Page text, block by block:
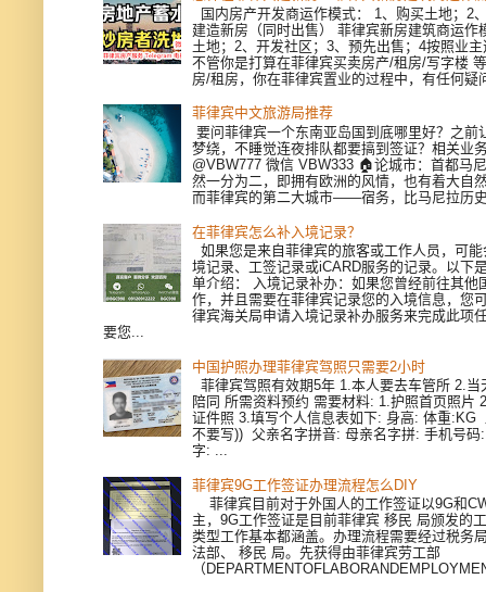
国内房产开发商运作模式： 1、购买土地；2
建造新房（同时出售） 菲律宾新房建筑商运作
土地；2、开发社区；3、预先出售；4按照业
不管你是打算在菲律宾买卖房产/租房/写字楼
房/租房，你在菲律宾置业的过程中，有任何疑
菲律宾中文旅游局推荐
要问菲律宾一个东南亚岛国到底哪里好？之前
梦绕，不睡觉连夜排队都要搞到签证？相关业
@VBW777 微信 VBW333 🏠论城市：首都马
然一分为二，即拥有欧洲的风情，也有着大自
而菲律宾的第二大城市——宿务，比马尼拉历
在菲律宾怎么补入境记录？
如果您是来自菲律宾的旅客或工作人员，可
境记录、工签记录或iCARD服务的记录。以下
单介绍： 入境记录补办：如果您曾经前往其他
作，并且需要在菲律宾记录您的入境信息，您
律宾海关局申请入境记录补办服务来完成此项
要您...
中国护照办理菲律宾驾照只需要2小时
菲律宾驾照有效期5年 1.本人要去车管所 2.当
陪同 所需资料预约 需要材料: 1.护照首页照片
证件照 3.填写个人信息表如下: 身高: 体重:KG
不要写)) 父亲名字拼音: 母亲名字拼: 手机号码
字: ...
菲律宾9G工作签证办理流程怎么DIY
菲律宾目前对于外国人的工作签证以9G和
主，9G工作签证是目前菲律宾 移民 局颁发的
类型工作基本都涵盖。办理流程需要经过税务
法部、 移民 局。先获得由菲律宾劳工部
（